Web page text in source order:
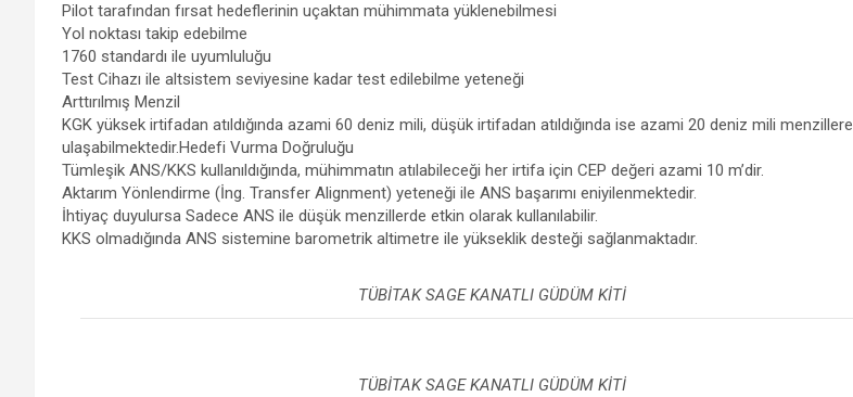
Pilot tarafından fırsat hedeflerinin uçaktan mühimmata yüklenebilmesi
Yol noktası takip edebilme
1760 standardı ile uyumluluğu
Test Cihazı ile altsistem seviyesine kadar test edilebilme yeteneği
Arttırılmış Menzil
KGK yüksek irtifadan atıldığında azami 60 deniz mili, düşük irtifadan atıldığında ise azami 20 deniz mili menzillere
ulaşabilmektedir.Hedefi Vurma Doğruluğu
Tümleşik ANS/KKS kullanıldığında, mühimmatın atılabileceği her irtifa için CEP değeri azami 10 m’dir.
Aktarım Yönlendirme (İng. Transfer Alignment) yeteneği ile ANS başarımı eniyilenmektedir.
İhtiyaç duyulursa Sadece ANS ile düşük menzillerde etkin olarak kullanılabilir.
KKS olmadığında ANS sistemine barometrik altimetre ile yükseklik desteği sağlanmaktadır.
TÜBİTAK SAGE KANATLI GÜDÜM KİTİ
TÜBİTAK SAGE KANATLI GÜDÜM KİTİ